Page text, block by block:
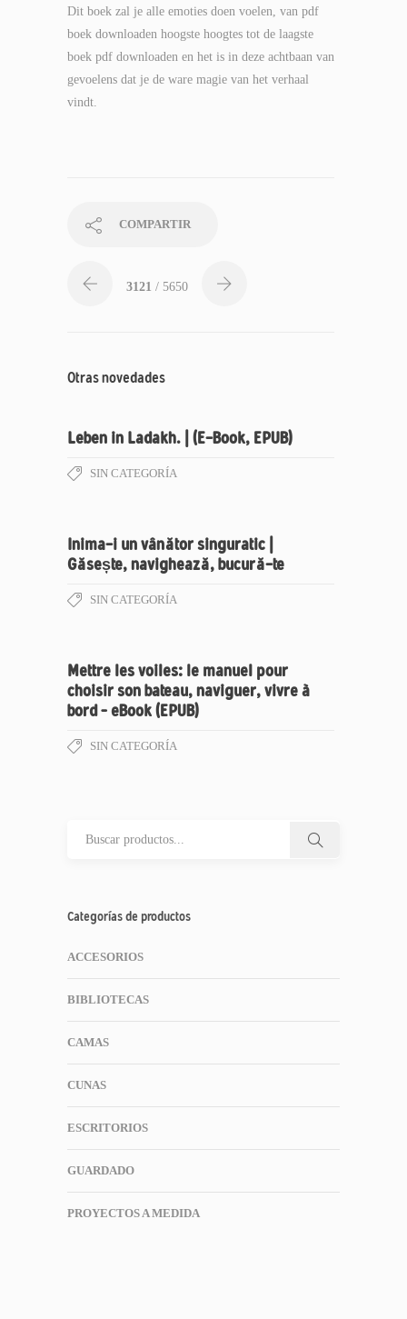
Dit boek zal je alle emoties doen voelen, van pdf
boek downloaden hoogste hoogtes tot de laagste
boek pdf downloaden en het is in deze achtbaan van
gevoelens dat je de ware magie van het verhaal
vindt.
COMPARTIR
3121 / 5650
Otras novedades
Leben in Ladakh. | (E-Book, EPUB)
SIN CATEGORÍA
Inima-i un vânător singuratic |
Găsește, navighează, bucură-te
SIN CATEGORÍA
Mettre les voiles: le manuel pour
choisir son bateau, naviguer, vivre à
bord – eBook (EPUB)
SIN CATEGORÍA
Categorías de productos
ACCESORIOS
BIBLIOTECAS
CAMAS
CUNAS
ESCRITORIOS
GUARDADO
PROYECTOS A MEDIDA